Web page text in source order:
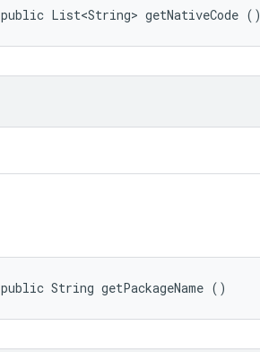
public List<String> getNativeCode ()
public String getPackageName ()